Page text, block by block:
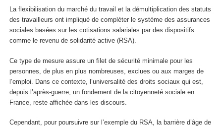
La flexibilisation du marché du travail et la démultiplication des statuts
des travailleurs ont impliqué de compléter le système des assurances
sociales basées sur les cotisations salariales par des dispositifs
comme le revenu de solidarité active (RSA).
Ce type de mesure assure un filet de sécurité minimale pour les
personnes, de plus en plus nombreuses, exclues ou aux marges de
l’emploi. Dans ce contexte, l’universalité des droits sociaux qui est,
depuis l’après-guerre, un fondement de la citoyenneté sociale en
France, reste affichée dans les discours.
Cependant, pour poursuivre sur l’exemple du RSA, la barrière d’âge de